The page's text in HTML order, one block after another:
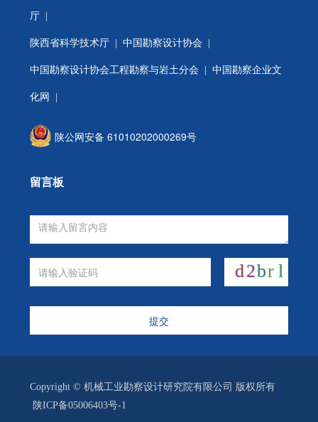
厅
陕西省科学技术厅 |中国勘察设计协会
中国勘察设计协会工程勘察与岩土分会 | 中国勘察企业文
化网 |
陕公网安备 61010202000269号
留言板
提交
Copyright © 机械工业勘察设计研究院有限公司 版权所有
陕ICP备05006403号-1